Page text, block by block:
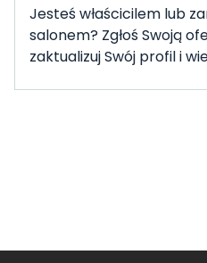
Jesteś właścicilem lub
salonem? Zgłoś Swoją
zaktualizuj Swój profil i